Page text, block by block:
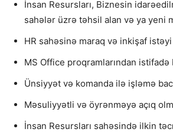
İnsan Resursları, Biznesin
sahələr üzrə təhsil alan və ya yeni
HR sahəsinə maraq və inkişaf istəyi
MS Office proqramlarından istifadə
Ünsiyyət və komanda ilə işləmə
Məsuliyyətli və öyrənməyə açıq
İnsan Resursları sahəsində ilkin